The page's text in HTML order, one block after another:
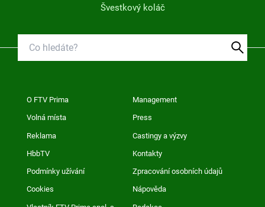
Švestkový koláč
O FTV Prima Management
Volná místa Press
Reklama Castingy a výzvy
HbbTV Kontakty
Podmínky užívání Zpracování osobních údajů
Cookies Nápověda